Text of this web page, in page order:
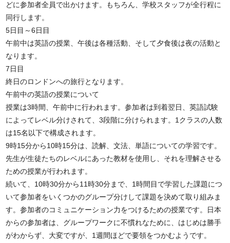
どに参加者全員で出かけます。もちろん、学校スタッフが全行程に
同行します。
5日目～6日目
午前中は英語の授業、午後は各種活動、そして夕食後は夜の活動と
なります。
7日目
終日のロンドンへの旅行となります。
午前中の英語の授業について
授業は3時間、午前中に行われます。参加者は到着翌日、英語試験
によってレベル分けされて、3段階に分けられます。1クラスの人数
は15名以下で構成されます。
9時15分から10時15分は、読解、文法、単語についての学習です。
先生が生徒たちのレベルにあった教材を使用し、それを理解させる
ための授業が行われます。
続いて、10時30分から11時30分まで、1時間目で学習した課題につ
いて参加者をいくつかのグループ分けして課題を決めて取り組みま
す。参加者のコミュニケーション力をつけるための授業です。日本
からの参加者は、グループワークに不慣れなために、はじめは勝手
がわからず、大変ですが、1週間ほどで要領をつかむようです。